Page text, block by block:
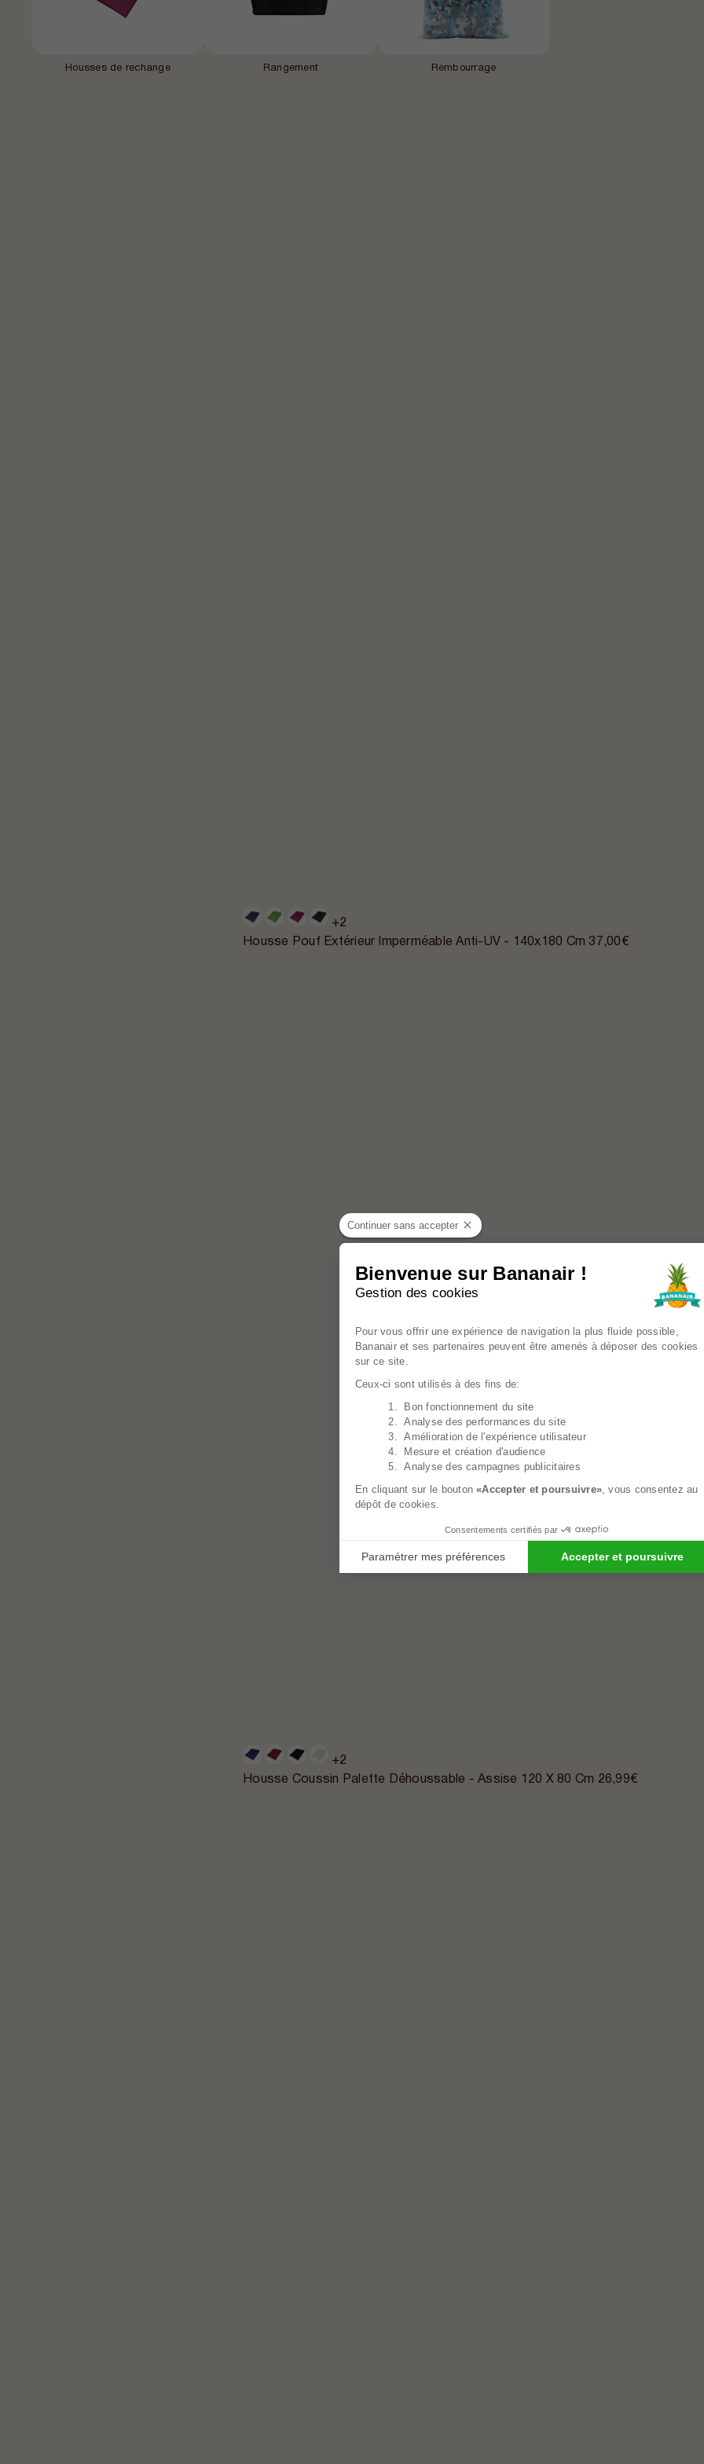
Housses de rechange Rangement Rembourrage
+2
Housse Pouf Extérieur Imperméable Anti-UV - 140x180 Cm 37,00€
+2
Housse Coussin Palette Déhoussable - Assise 120 X 80 Cm 26,99€
Continuer sans accepter
Bienvenue sur Bananair !
Gestion des cookies
Plateforme de Gestion du
Pour vous offrir une expérience de navigation la plus fluide possible,
Bananair et ses partenaires peuvent être amenés à déposer des cookies
sur ce site.
Ceux-ci sont utilisés à des fins de:
1. Bon fonctionnement du site
2. Analyse des performances du site
3. Amélioration de l'expérience utilisateur
4. Mesure et création d'audience
5. Analyse des campagnes publicitaires
En cliquant sur le bouton«Accepter et poursuivre» , vous consentez au
dépôt de cookies.
Consentements certifiés par
Paramétrer mes préférences Accepter et poursuivre
Axeptio consent